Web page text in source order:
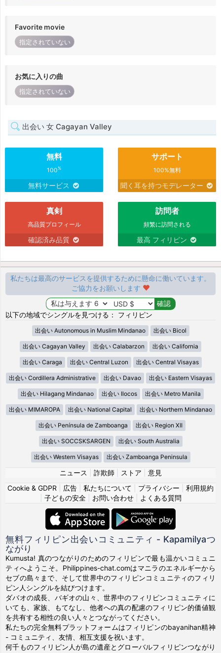
Favorite movie
指定されていない
お気に入りの曲
指定されていない
出会い 女 Cagayan Valley
無料
100%
無料サービス
サポート
100%無料
聞く耳を持つモデレーター
真剣
高品質プロフィール
確認済み品質
訪問者
頻繁に訪問される
最高 フィリピン
私たちは最高のサービスを提供するために懸命に働いています。
ご協力をお願いします
以下の地域でシングルを見つける： フィリピン
出会い Autonomous in Muslim Mindanao 出会い Bicol
出会い Cagayan Valley 出会い Calabarzon 出会い California
出会い Caraga 出会い Central Luzon 出会い Central Visayas
出会い Cordillera Administrative 出会い Davao 出会い Eastern Visayas
出会い Hilagang Mindanao 出会い Ilocos 出会い Metro Manila
出会い MIMAROPA 出会い National Capital 出会い Northern Mindanao
出会い Península de Zamboanga 出会い Region XII
出会い SOCCSKSARGEN 出会い South Australia
出会い Western Visayas 出会い Zamboanga Peninsula
ニュース 詐欺師 ストア
意見
Cookie & GDPR
広告 私たちについて プライバシー
利用規約
子どもの安全| お問い合わせ| よくある質問
無料フィリピン出会いコミュニティ - Kapamilyaつ
ながり
Kumusta! 真のつながりのためのフィリピンで最も温かいコミュニ
ティへようこそ。Philippines-chat.comはマニラのエネルギーから
セブの島々まで、そして世界中のフィリピンコミュニティのフィリ
ピン人シングルを結びつけます。
ダバオの成長、バギオの山々、世界中のフィリピンコミュニティに
いても、家族、もてなし、他者への真の配慮のフィリピン的価値観
を共有する相性の良い人々とつながってください。
私たちの完全無料プラットフォームはフィリピンのbayanihan精神
- コミュニティ、友情、相互支援を祝います。
何千ものフィリピン人が島の遺産とグローバルフィリピンつながり